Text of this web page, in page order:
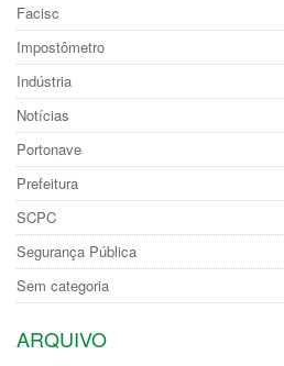
Facisc
Impostômetro
Indústria
Notícias
Portonave
Prefeitura
SCPC
Segurança Pública
Sem categoria
ARQUIVO